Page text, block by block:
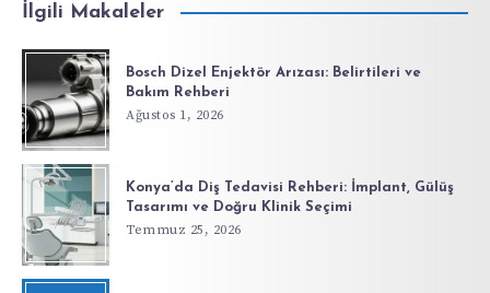
İlgili Makaleler
Bosch Dizel Enjektör Arızası: Belirtileri ve
Bakım Rehberi
Ağustos 1, 2026
Konya’da Diş Tedavisi Rehberi: İmplant, Gülüş
Tasarımı ve Doğru Klinik Seçimi
Temmuz 25, 2026